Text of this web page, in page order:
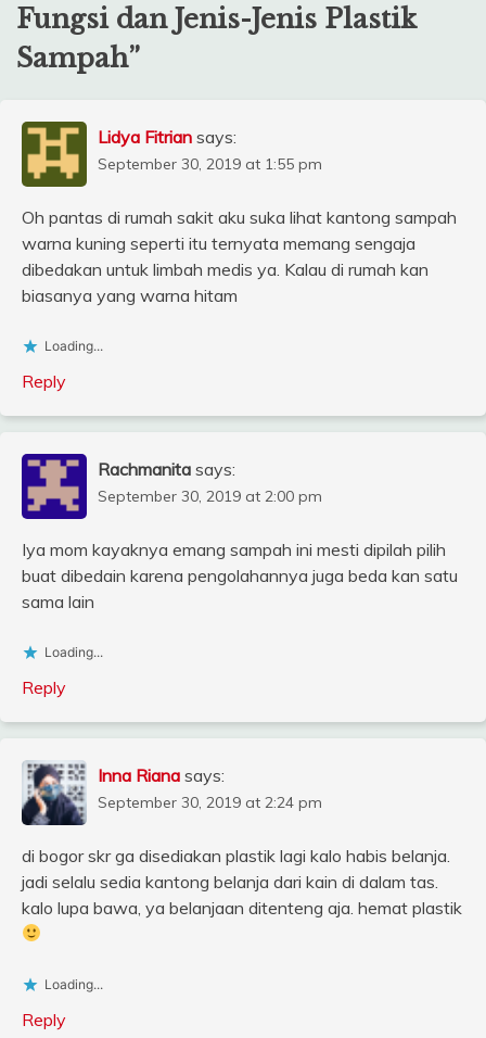
Fungsi dan Jenis-Jenis Plastik
Sampah”
Lidya Fitrian says:
September 30, 2019 at 1:55 pm
Oh pantas di rumah sakit aku suka lihat kantong sampah
warna kuning seperti itu ternyata memang sengaja
dibedakan untuk limbah medis ya. Kalau di rumah kan
biasanya yang warna hitam
Loading...
Reply
Rachmanita says:
September 30, 2019 at 2:00 pm
Iya mom kayaknya emang sampah ini mesti dipilah pilih
buat dibedain karena pengolahannya juga beda kan satu
sama lain
Loading...
Reply
Inna Riana says:
September 30, 2019 at 2:24 pm
di bogor skr ga disediakan plastik lagi kalo habis belanja.
jadi selalu sedia kantong belanja dari kain di dalam tas.
kalo lupa bawa, ya belanjaan ditenteng aja. hemat plastik
Loading...
Reply